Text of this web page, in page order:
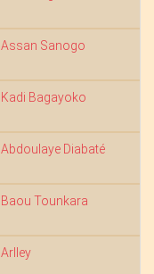
Assan Sanogo
Kadi Bagayoko
Abdoulaye Diabaté
Baou Tounkara
Arlley